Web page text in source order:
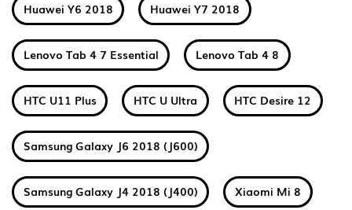
Huawei Y6 2018 Huawei Y7 2018
Lenovo Tab 4 7 Essential Lenovo Tab 4 8
HTC U11 Plus HTC U Ultra HTC Desire 12
Samsung Galaxy J6 2018 (J600)
Samsung Galaxy J4 2018 (J400) Xiaomi Mi 8